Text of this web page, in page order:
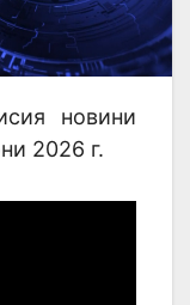
новини
2026 г.